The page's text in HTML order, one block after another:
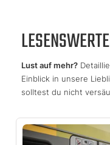
Lust auf mehr?
Einblick in unsere
solltest du nicht